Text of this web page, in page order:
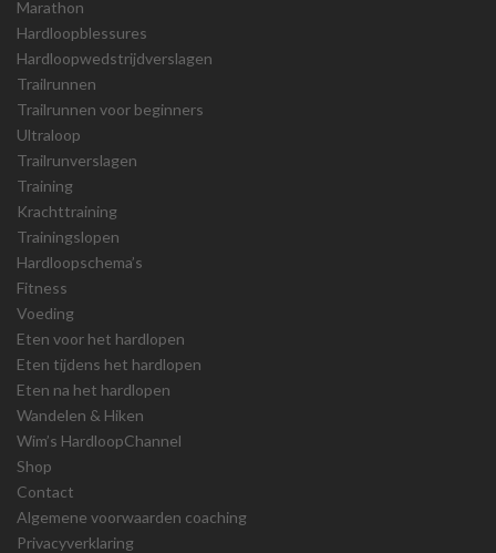
Marathon
Hardloopblessures
Hardloopwedstrijdverslagen
Trailrunnen
Trailrunnen voor beginners
Ultraloop
Trailrunverslagen
Training
Krachttraining
Trainingslopen
Hardloopschema’s
Fitness
Voeding
Eten voor het hardlopen
Eten tijdens het hardlopen
Eten na het hardlopen
Wandelen & Hiken
Wim’s HardloopChannel
Shop
Contact
Algemene voorwaarden coaching
Privacyverklaring